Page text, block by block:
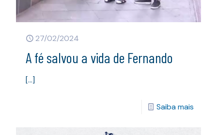
27/02/2024
A fé salvou a vida de Fernando
[…]
Saiba mais